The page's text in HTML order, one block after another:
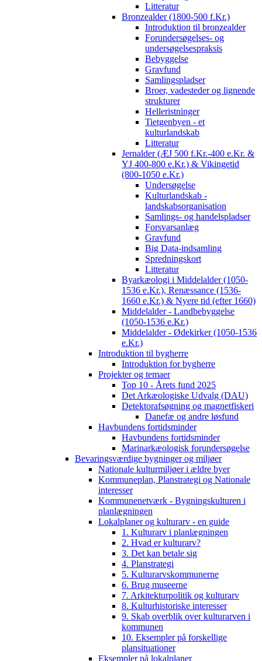
Litteratur
Bronzealder (1800-500 f.Kr.)
Introduktion til bronzealder
Forundersøgelses- og
undersøgelsespraksis
Bebyggelse
Gravfund
Samlingspladser
Broer, vadesteder og lignende
strukturer
Helleristninger
Tietgenbyen - et
kulturlandskab
Litteratur
Jernalder (ÆJ 500 f.Kr.-400 e.Kr. &
YJ 400-800 e.Kr.) & Vikingetid
(800-1050 e.Kr.)
Undersøgelse
Kulturlandskab -
landskabsorganisation
Samlings- og handelspladser
Forsvarsanlæg
Gravfund
Big Data-indsamling
Spredningskort
Litteratur
Byarkæologi i Middelalder (1050-
1536 e.Kr.), Renæssance (1536-
1660 e.Kr.) & Nyere tid (efter 1660)
Middelalder - Landbebyggelse
(1050-1536 e.Kr.)
Middelalder - Ødekirker (1050-1536
e.Kr.)
Introduktion til bygherre
Introduktion for bygherre
Projekter og temaer
Top 10 - Årets fund 2025
Det Arkæologiske Udvalg (DAU)
Detektorafsøgning og magnetfiskeri
Danefæ og andre løsfund
Havbundens fortidsminder
Havbundens fortidsminder
Marinarkæologisk forundersøgelse
Bevaringsværdige bygninger og miljøer
Nationale kulturmiljøer i ældre byer
Kommuneplan, Planstrategi og Nationale
interesser
Kommunenetværk - Bygningskulturen i
planlægningen
Lokalplaner og kulturarv - en guide
1. Kulturarv i planlægningen
2. Hvad er kulturarv?
3. Det kan betale sig
4. Planstrategi
5. Kulturarvskommunerne
6. Brug museerne
7. Arkitekturpolitik og kulturarv
8. Kulturhistoriske interesser
9. Skab overblik over kulturarven i
kommunen
10. Eksempler på forskellige
plansituationer
Eksempler på lokalplaner